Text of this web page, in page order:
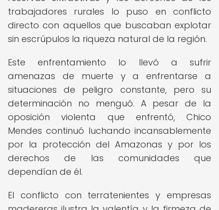
trabajadores rurales lo puso en conflicto
directo con aquellos que buscaban explotar
sin escrúpulos la riqueza natural de la región.
Este enfrentamiento lo llevó a sufrir
amenazas de muerte y a enfrentarse a
situaciones de peligro constante, pero su
determinación no menguó. A pesar de la
oposición violenta que enfrentó, Chico
Mendes continuó luchando incansablemente
por la protección del Amazonas y por los
derechos de las comunidades que
dependían de él.
El conflicto con terratenientes y empresas